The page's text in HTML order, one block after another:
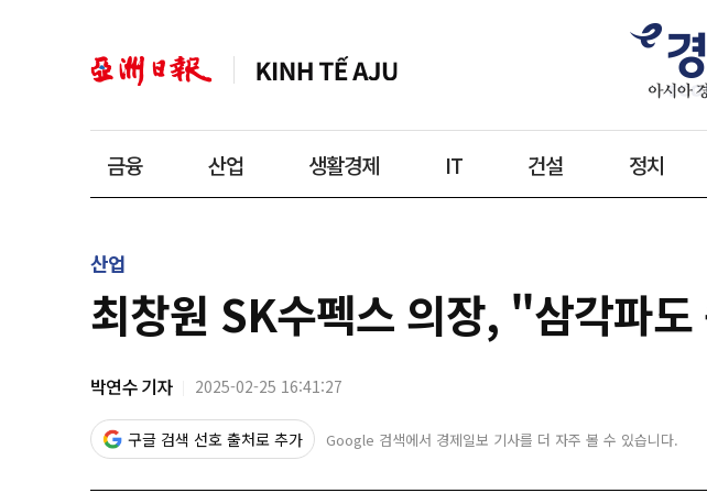
금융 산업 생활경제 IT 건설 정치
산업
최창원 SK수펙스 의장, "삼각파
박연수 기자 2025-02-25 16:41:27
구글 검색 선호 출처로 추가 Google 검색에서 경제일보 기사를 더 자주 볼 수 있습니다.